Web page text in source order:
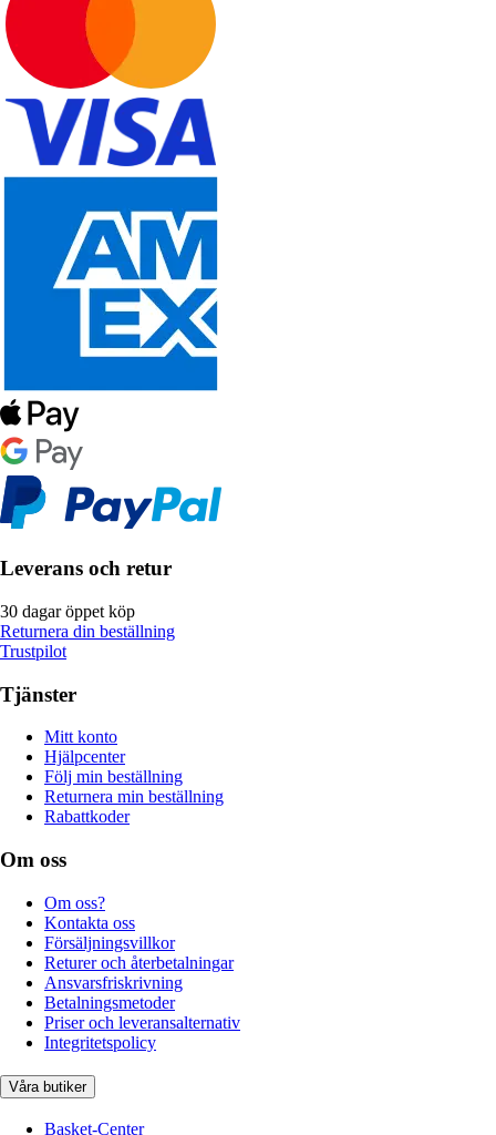
Leverans och retur
30 dagar öppet köp
Returnera din beställning
Trustpilot
Tjänster
Mitt konto
Hjälpcenter
Följ min beställning
Returnera min beställning
Rabattkoder
Om oss
Om oss?
Kontakta oss
Försäljningsvillkor
Returer och återbetalningar
Ansvarsfriskrivning
Betalningsmetoder
Priser och leveransalternativ
Integritetspolicy
Våra butiker
Basket-Center